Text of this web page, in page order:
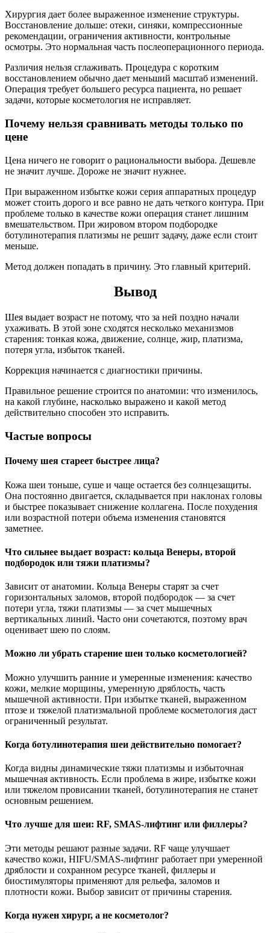
Хирургия дает более выраженное изменение структуры.
Восстановление дольше: отеки, синяки, компрессионные
рекомендации, ограничения активности, контрольные
осмотры. Это нормальная часть послеоперационного периода.
Различия нельзя сглаживать. Процедура с коротким
восстановлением обычно дает меньший масштаб изменений.
Операция требует большего ресурса пациента, но решает
задачи, которые косметология не исправляет.
Почему нельзя сравнивать методы только по
цене
Цена ничего не говорит о рациональности выбора. Дешевле
не значит лучше. Дороже не значит нужнее.
При выраженном избытке кожи серия аппаратных процедур
может стоить дорого и все равно не дать четкого контура. При
проблеме только в качестве кожи операция станет лишним
вмешательством. При жировом втором подбородке
ботулинотерапия платизмы не решит задачу, даже если стоит
меньше.
Метод должен попадать в причину. Это главный критерий.
Вывод
Шея выдает возраст не потому, что за ней поздно начали
ухаживать. В этой зоне сходятся несколько механизмов
старения: тонкая кожа, движение, солнце, жир, платизма,
потеря угла, избыток тканей.
Коррекция начинается с диагностики причины.
Правильное решение строится по анатомии: что изменилось,
на какой глубине, насколько выражено и какой метод
действительно способен это исправить.
Частые вопросы
Почему шея стареет быстрее лица?
Кожа шеи тоньше, суше и чаще остается без солнцезащиты.
Она постоянно двигается, складывается при наклонах головы
и быстрее показывает снижение коллагена. После похудения
или возрастной потери объема изменения становятся
заметнее.
Что сильнее выдает возраст: кольца Венеры, второй
подбородок или тяжи платизмы?
Зависит от анатомии. Кольца Венеры старят за счет
горизонтальных заломов, второй подбородок — за счет
потери угла, тяжи платизмы — за счет мышечных
вертикальных линий. Часто они сочетаются, поэтому врач
оценивает шею по слоям.
Можно ли убрать старение шеи только косметологией?
Можно улучшить ранние и умеренные изменения: качество
кожи, мелкие морщины, умеренную дряблость, часть
мышечной активности. При избытке тканей, выраженном
птозе и тяжелой платизмальной проблеме косметология даст
ограниченный результат.
Когда ботулинотерапия шеи действительно помогает?
Когда видны динамические тяжи платизмы и избыточная
мышечная активность. Если проблема в жире, избытке кожи
или тяжелом провисании тканей, ботулинотерапия не станет
основным решением.
Что лучше для шеи: RF, SMAS-лифтинг или филлеры?
Эти методы решают разные задачи. RF чаще улучшает
качество кожи, HIFU/SMAS-лифтинг работает при умеренной
дряблости и сохранном ресурсе тканей, филлеры и
биостимуляторы применяют для рельефа, заломов и
плотности кожи. Выбор зависит от причины старения.
Когда нужен хирург, а не косметолог?